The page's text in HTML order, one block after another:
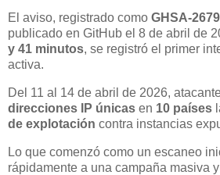
El aviso, registrado como GHSA-
publicado en GitHub el 8 de abril de
y 41 minutos, se registró el primer
activa.
Del 11 al 14 de abril de 2026,
direcciones IP únicas en 10 países
de explotación contra instancias
Lo que comenzó como un escaneo
rápidamente a una campaña masiva